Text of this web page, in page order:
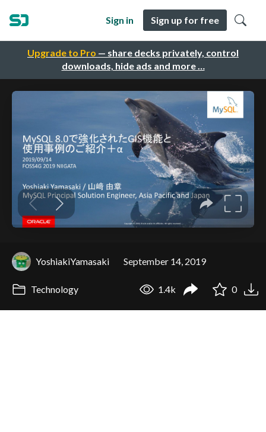
Upgrade to Pro — share decks privately, control
downloads, hide ads and more …
Sign in Sign up for free
YoshiakiYamasaki September 14, 2019
Technology 1.4k 0